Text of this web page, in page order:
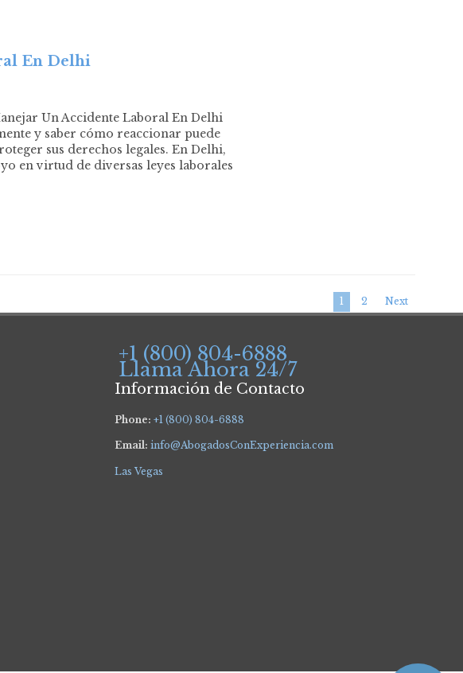
En Delhi
Un Accidente Laboral En Delhi
y saber cómo reaccionar puede
sus derechos legales. En Delhi,
en virtud de diversas leyes laborales
1 2 Next
+1 (800) 804-6888
Llama Ahora 24/7
Información de Contacto
Phone: +1 (800) 804-6888
Email: info@AbogadosConExperiencia.com
Las Vegas